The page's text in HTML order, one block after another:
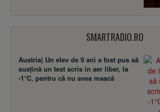
SMARTRADIO.RO
Austria| Un elev de 9 ani a fost pus să
susţină un test scris în aer liber, la
-1°C, pentru că nu avea mască